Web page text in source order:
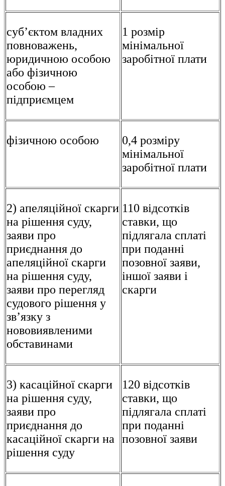
суб’єктом владних
повноважень,
юридичною особою
або фізичною
особою –
підприємцем
1 розмір
мінімальної
заробітної плати
фізичною особою
0,4 розміру
мінімальної
заробітної плати
2) апеляційної скарги
на рішення суду,
заяви про
приєднання до
апеляційної скарги
на рішення суду,
заяви про перегляд
судового рішення у
зв’язку з
нововиявленими
обставинами
110 відсотків
ставки, що
підлягала сплаті
при поданні
позовної заяви,
іншої заяви і
скарги
3) касаційної скарги
на рішення суду,
заяви про
приєднання до
касаційної скарги на
рішення суду
120 відсотків
ставки, що
підлягала сплаті
при поданні
позовної заяви